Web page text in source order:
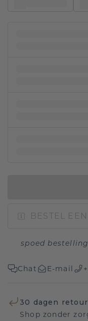
BESTEL
spoed
Chat E-mail
30 dagen retour
Shop zonder